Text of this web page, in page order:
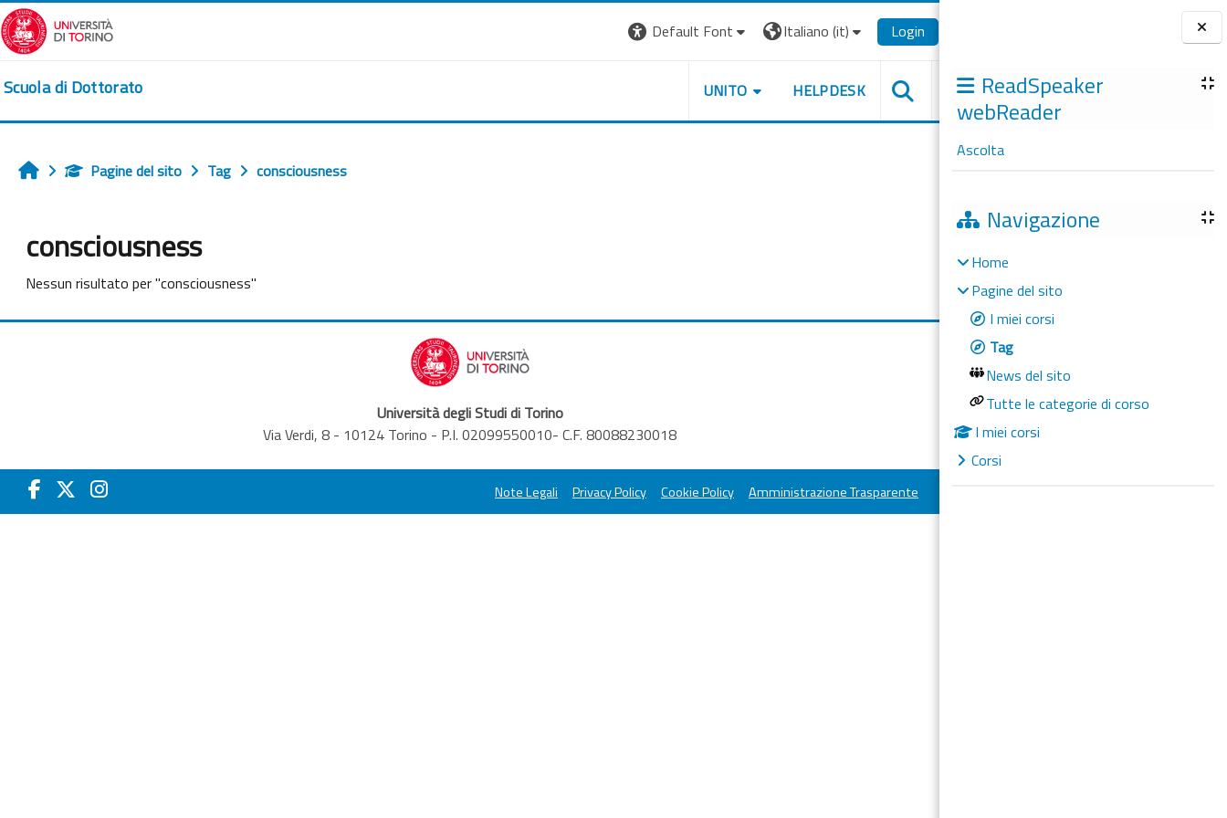
Vai al contenuto principale
Blocchi
ReadSpeaker
webReader
Ascolta
Navigazione
Home
Pagine del sito
I miei corsi
Tag
News del sito
Tutte le categorie di corso
I miei corsi
Corsi
Default Font Italiano ‎(it)‎ Login
Scuola di Dottorato UNITO HELPDESK
HomePagine del sito Tag consciousness
consciousness
Nessun risultato per "consciousness"
Università degli Studi di Torino
Via Verdi, 8 - 10124 Torino - P.I. 02099550010- C.F. 80088230018
Note Legali Privacy Policy Cookie Policy Amministrazione Trasparente